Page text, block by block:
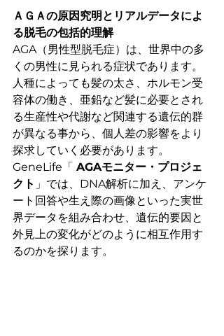
ＡＧＡの原因究明とリアルデータによ
る脱毛の包括的理解
AGA（男性型脱毛症）は、世界中の多
くの男性に見られる症状であります。
人種によっても髪の太さ、ホルモン受
容体の働き、亜鉛など髪に必要とされ
る生産性や代謝など関連する遺伝的群
が異なる事から、個人差の影響をより
探求していく必要があります。
GeneLife「 AGAモニター・プロジェ
クト 」では、DNA解析に加え、アンケ
ート回答や生え際の画像といった実世
界データを組み合わせ、遺伝的要因と
外見上の変化がどのように相互作用す
るのかを探ります。